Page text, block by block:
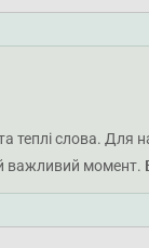
теплі слова. Для
важливий момент.